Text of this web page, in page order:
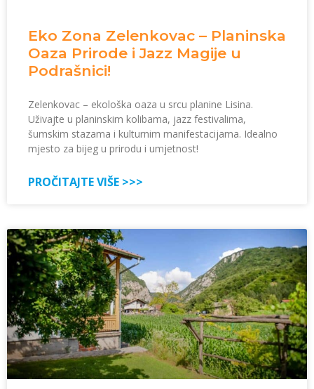
Eko Zona Zelenkovac – Planinska
Oaza Prirode i Jazz Magije u
Podrašnici!
Zelenkovac – ekološka oaza u srcu planine Lisina.
Uživajte u planinskim kolibama, jazz festivalima,
šumskim stazama i kulturnim manifestacijama. Idealno
mjesto za bijeg u prirodu i umjetnost!
PROČITAJTE VIŠE >>>